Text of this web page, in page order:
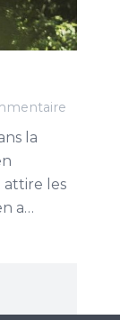
la
attire les
a…